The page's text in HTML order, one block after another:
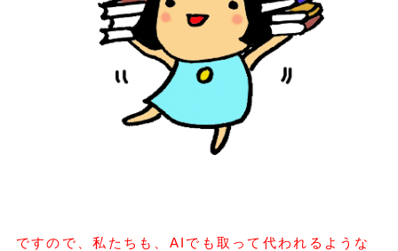
ですので、私たちも、AIでも取って代われるような